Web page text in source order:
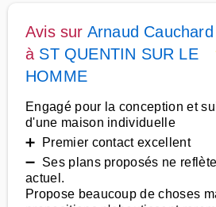
Avis sur Arnaud Cauchard
à ST QUENTIN SUR LE
HOMME
Engagé pour la conception et
d'une maison individuelle
➕ Premier contact excellent
➖ Ses plans proposés ne
actuel.
Propose beaucoup de choses